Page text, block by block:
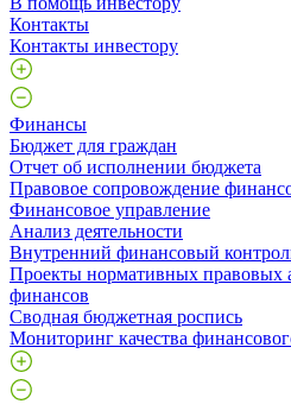
Контакты
Контакты инвестору
Финансы
Бюджет для граждан
Отчет об исполнении бюджета
Правовое сопровождение
Финансовое управление
Анализ деятельности
Внутренний финансовый
Проекты нормативных правовых
финансов
Сводная бюджетная роспись
Мониторинг качества